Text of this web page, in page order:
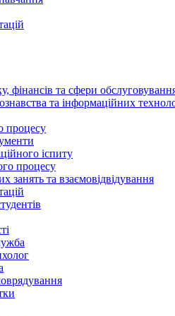
фінансів та сфери
та інформаційних
процесу
іспиту
процесу
занять та взаємовідвідування